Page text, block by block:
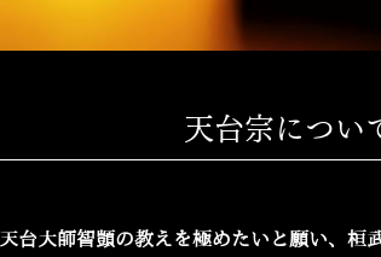
天台宗につい
台大師智顗の教えを極めたいと願い、桓